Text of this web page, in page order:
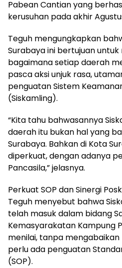
Pabean Cantian yang
kerusuhan pada akhir
Teguh mengungkapkan
Surabaya ini bertujuan
bagaimana setiap daerah
pasca aksi unjuk rasa,
penguatan Sistem
(Siskamling).
“Kita tahu bahwasannya
daerah itu bukan hal yang
Surabaya. Bahkan di Kota
diperkuat, dengan adanya
Pancasila,” jelasnya.
Perkuat SOP dan Sinergi
Teguh menyebut bahwa
telah masuk dalam bidang
Kemasyarakatan Kampung
menilai, tanpa
perlu ada penguatan
(SOP).